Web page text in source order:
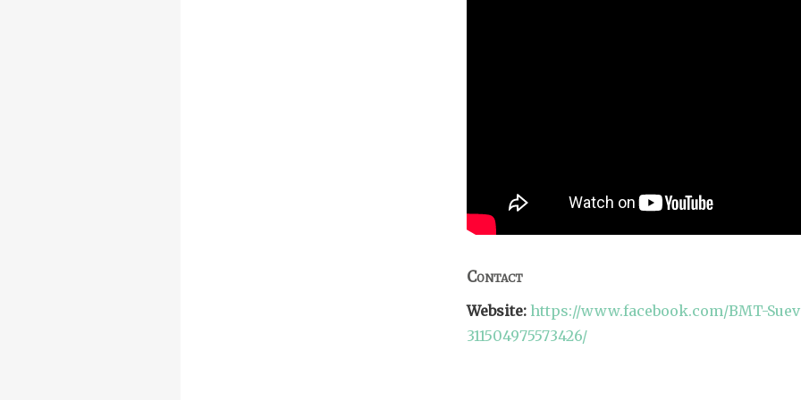
Contact
Website: https://www.facebook.com/BMT-
311504975573426/